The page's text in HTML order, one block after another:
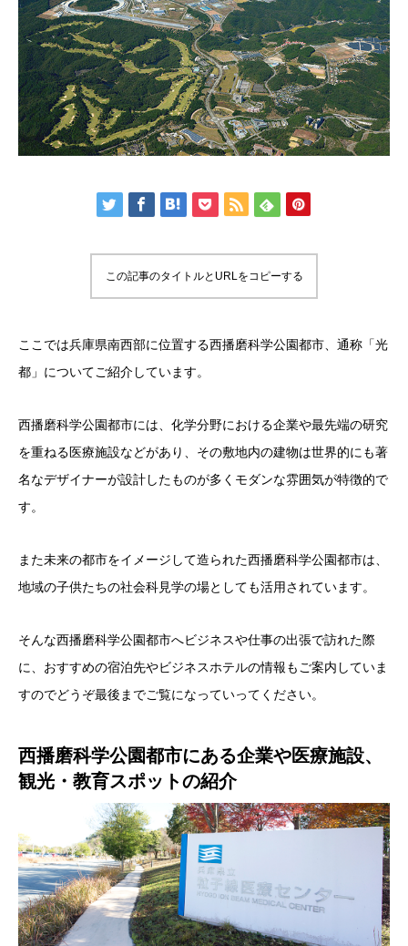
この記事のタイトルとURLをコピーする
ここでは兵庫県南西部に位置する西播磨科学公園都市、通称「光
都」についてご紹介しています。
西播磨科学公園都市には、化学分野における企業や最先端の研究
を重ねる医療施設などがあり、その敷地内の建物は世界的にも著
名なデザイナーが設計したものが多くモダンな雰囲気が特徴的で
す。
また未来の都市をイメージして造られた西播磨科学公園都市は、
地域の子供たちの社会科見学の場としても活用されています。
そんな西播磨科学公園都市へビジネスや仕事の出張で訪れた際
に、おすすめの宿泊先やビジネスホテルの情報もご案内していま
すのでどうぞ最後までご覧になっていってください。
西播磨科学公園都市にある企業や医療施設、
観光・教育スポットの紹介